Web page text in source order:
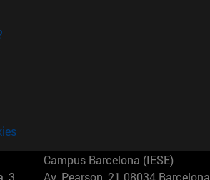
3
Campus Barcelona (IESE)
Av. Pearson, 21 08034 Barcelona